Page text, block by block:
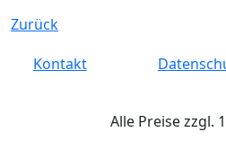
Zurück
Kontakt
Alle Preise zzgl.